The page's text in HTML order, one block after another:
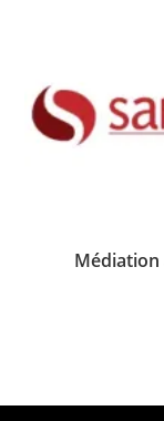
Médiation